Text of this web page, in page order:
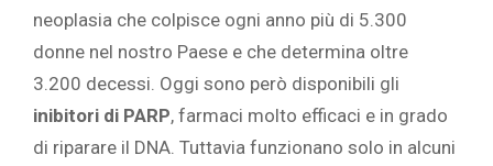
neoplasia che colpisce ogni anno più di 5.300
donne nel nostro Paese e che determina oltre
3.200 decessi. Oggi sono però disponibili gli
inibitori di PARP, farmaci molto efficaci e in grado
di riparare il DNA. Tuttavia funzionano solo in alcuni